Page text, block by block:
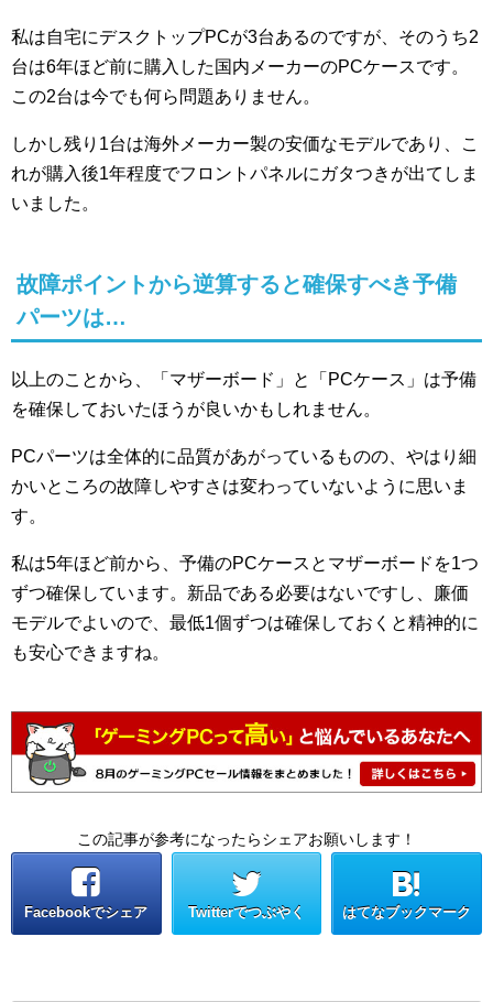
私は自宅にデスクトップPCが3台あるのですが、そのうち2
台は6年ほど前に購入した国内メーカーのPCケースです。
この2台は今でも何ら問題ありません。
しかし残り1台は海外メーカー製の安価なモデルであり、こ
れが購入後1年程度でフロントパネルにガタつきが出てしま
いました。
故障ポイントから逆算すると確保すべき予備
パーツは…
以上のことから、「マザーボード」と「PCケース」は予備
を確保しておいたほうが良いかもしれません。
PCパーツは全体的に品質があがっているものの、やはり細
かいところの故障しやすさは変わっていないように思いま
す。
私は5年ほど前から、予備のPCケースとマザーボードを1つ
ずつ確保しています。新品である必要はないですし、廉価
モデルでよいので、最低1個ずつは確保しておくと精神的に
も安心できますね。
この記事が参考になったらシェアお願いします！
Facebookでシェア Twitterでつぶやく はてなブックマーク